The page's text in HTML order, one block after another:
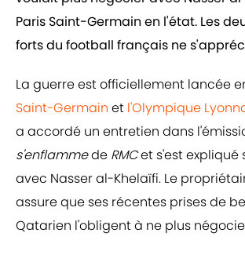
Paris Saint-Germain en l'état. Les
forts du football français ne
La guerre est officiellement lancée
Saint-Germain et l'Olympique
a accordé un entretien dans
s'enflammede RMCet s'est expliqué
avec Nasser al-Khelaïfi. Le
assure que ses récentes prises de
Qatarien l'obligent à ne plus